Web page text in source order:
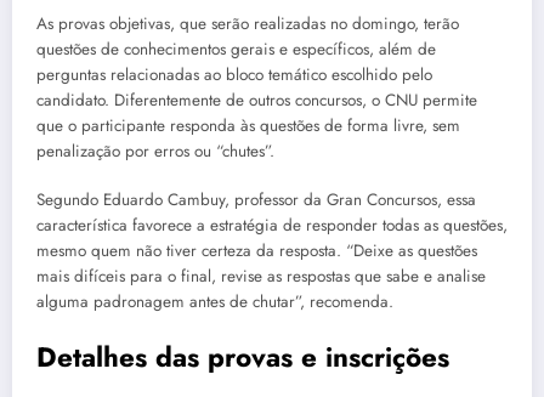
As provas objetivas, que serão realizadas no domingo, terão
questões de conhecimentos gerais e específicos, além de
perguntas relacionadas ao bloco temático escolhido pelo
candidato. Diferentemente de outros concursos, o CNU permite
que o participante responda às questões de forma livre, sem
penalização por erros ou “chutes”.
Segundo Eduardo Cambuy, professor da Gran Concursos, essa
característica favorece a estratégia de responder todas as questões,
mesmo quem não tiver certeza da resposta. “Deixe as questões
mais difíceis para o final, revise as respostas que sabe e analise
alguma padronagem antes de chutar”, recomenda.
Detalhes das provas e inscrições